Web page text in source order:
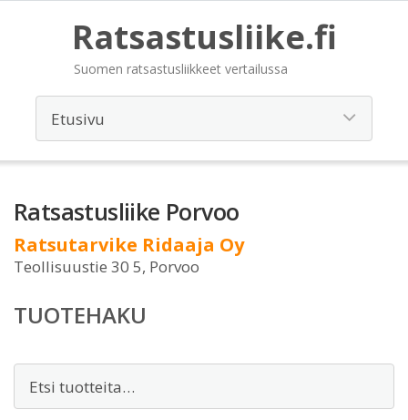
Ratsastusliike.fi
Suomen ratsastusliikkeet vertailussa
Ratsastusliike Porvoo
Ratsutarvike Ridaaja Oy
Teollisuustie 30 5, Porvoo
TUOTEHAKU